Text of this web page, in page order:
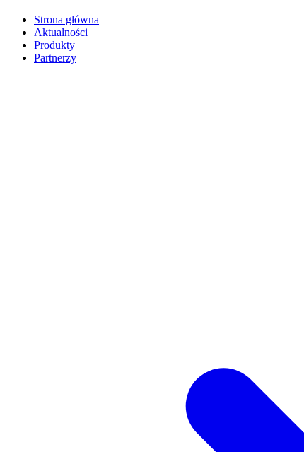
Strona główna
Aktualności
Produkty
Partnerzy